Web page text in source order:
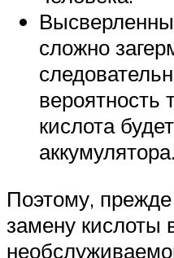
сложно
вероятность
кислота
аккумулятора.
Поэтому,
замену кислоты